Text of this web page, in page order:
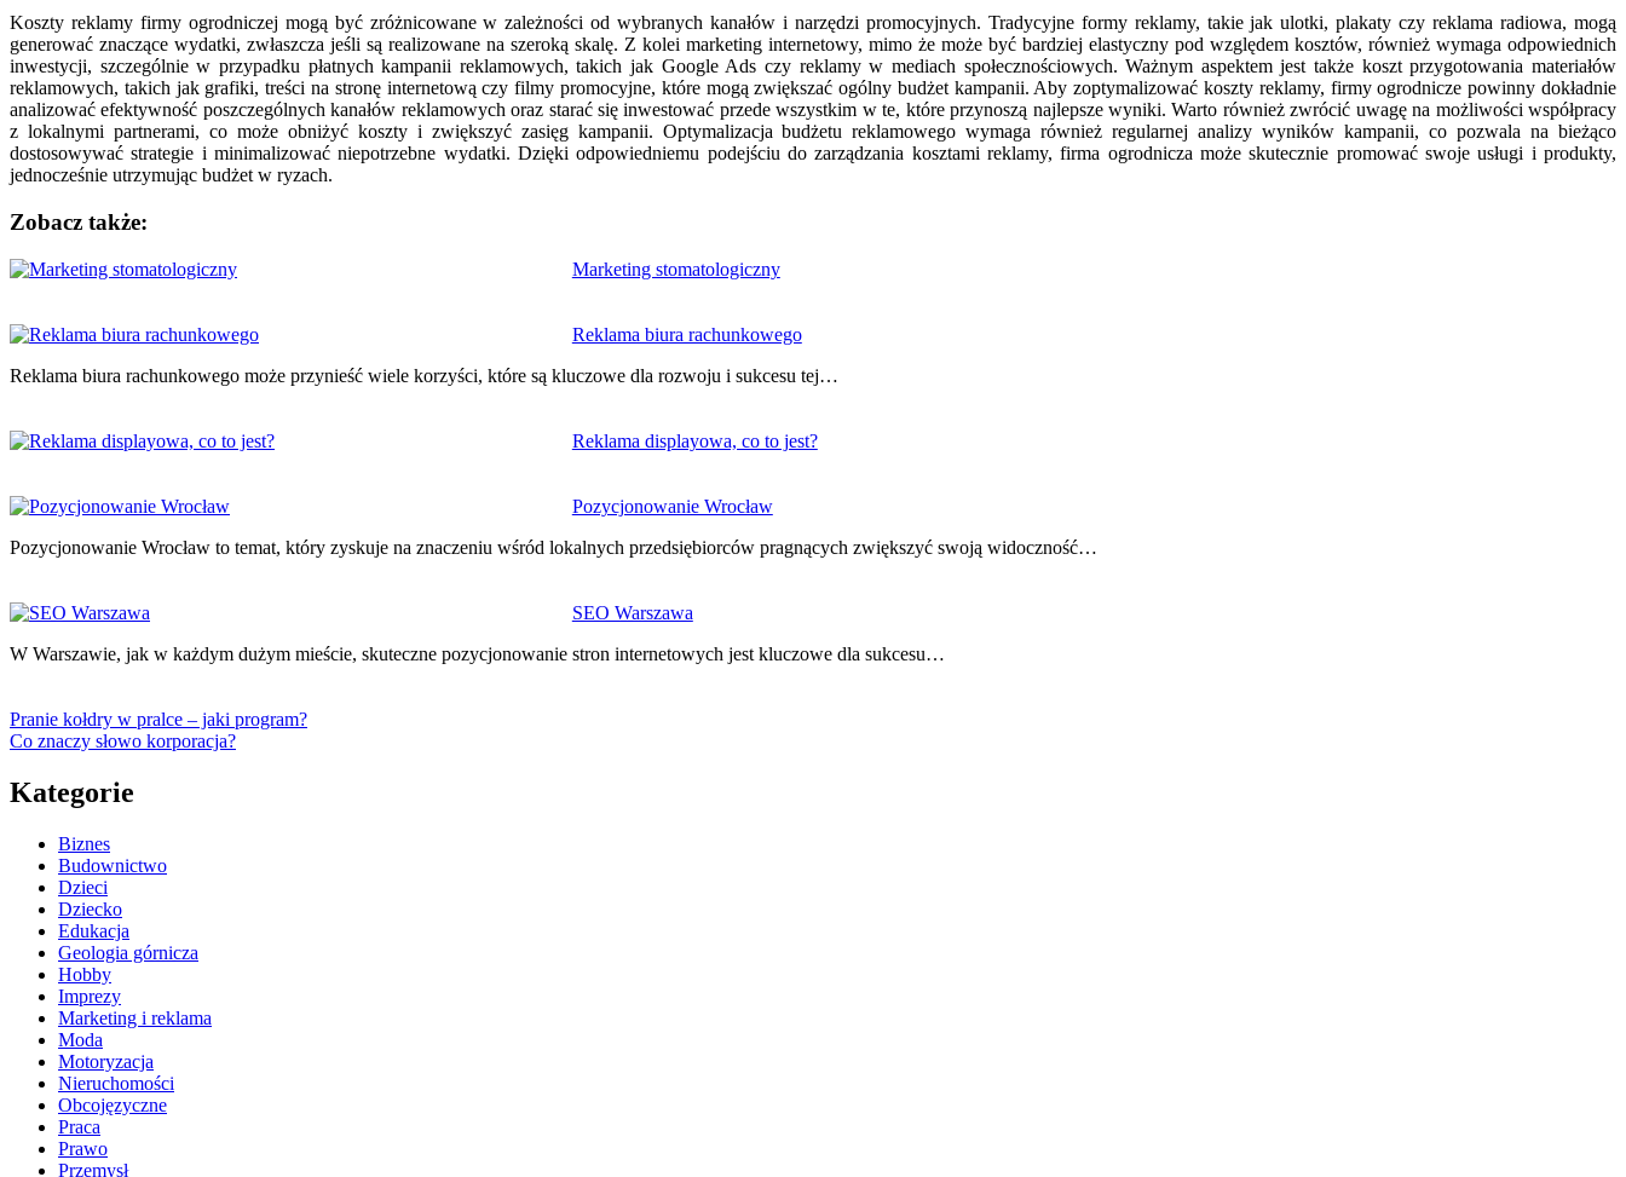
Koszty reklamy firmy ogrodniczej mogą być zróżnicowane w zależności od wybranych kanałów i narzędzi promocyjnych. Tradycyjne formy reklamy, takie jak ulotki, plakaty czy reklama radiowa, mogą
generować znaczące wydatki, zwłaszcza jeśli są realizowane na szeroką skalę. Z kolei marketing internetowy, mimo że może być bardziej elastyczny pod względem kosztów, również wymaga odpowiednich
inwestycji, szczególnie w przypadku płatnych kampanii reklamowych, takich jak Google Ads czy reklamy w mediach społecznościowych. Ważnym aspektem jest także koszt przygotowania materiałów
reklamowych, takich jak grafiki, treści na stronę internetową czy filmy promocyjne, które mogą zwiększać ogólny budżet kampanii. Aby zoptymalizować koszty reklamy, firmy ogrodnicze powinny dokładnie
analizować efektywność poszczególnych kanałów reklamowych oraz starać się inwestować przede wszystkim w te, które przynoszą najlepsze wyniki. Warto również zwrócić uwagę na możliwości współpracy
z lokalnymi partnerami, co może obniżyć koszty i zwiększyć zasięg kampanii. Optymalizacja budżetu reklamowego wymaga również regularnej analizy wyników kampanii, co pozwala na bieżąco
dostosowywać strategie i minimalizować niepotrzebne wydatki. Dzięki odpowiedniemu podejściu do zarządzania kosztami reklamy, firma ogrodnicza może skutecznie promować swoje usługi i produkty,
jednocześnie utrzymując budżet w ryzach.
Zobacz także:
Marketing stomatologiczny
Reklama biura rachunkowego
Reklama biura rachunkowego może przynieść wiele korzyści, które są kluczowe dla rozwoju i sukcesu tej…
Reklama displayowa, co to jest?
Pozycjonowanie Wrocław
Pozycjonowanie Wrocław to temat, który zyskuje na znaczeniu wśród lokalnych przedsiębiorców pragnących zwiększyć swoją widoczność…
SEO Warszawa
W Warszawie, jak w każdym dużym mieście, skuteczne pozycjonowanie stron internetowych jest kluczowe dla sukcesu…
Nawigacja
Pranie kołdry w pralce – jaki program?
Co znaczy słowo korporacja?
Kategorie
Biznes
Budownictwo
Dzieci
Dziecko
Edukacja
Geologia górnicza
Hobby
Imprezy
Marketing i reklama
Moda
Motoryzacja
Nieruchomości
Obcojęzyczne
Praca
Prawo
Przemysł